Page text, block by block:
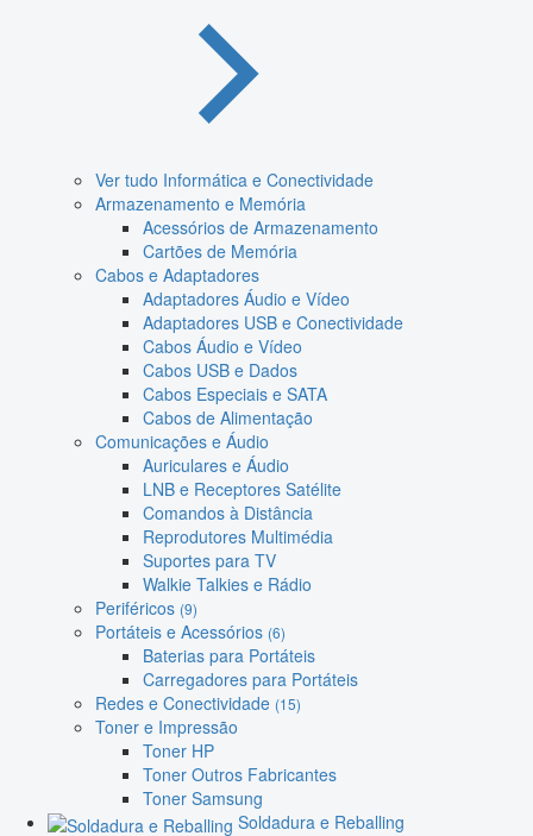
Ver tudo Informática e Conectividade
Armazenamento e Memória
Acessórios de Armazenamento
Cartões de Memória
Cabos e Adaptadores
Adaptadores Áudio e Vídeo
Adaptadores USB e Conectividade
Cabos Áudio e Vídeo
Cabos USB e Dados
Cabos Especiais e SATA
Cabos de Alimentação
Comunicações e Áudio
Auriculares e Áudio
LNB e Receptores Satélite
Comandos à Distância
Reprodutores Multimédia
Suportes para TV
Walkie Talkies e Rádio
Periféricos (9)
Portáteis e Acessórios (6)
Baterias para Portáteis
Carregadores para Portáteis
Redes e Conectividade (15)
Toner e Impressão
Toner HP
Toner Outros Fabricantes
Toner Samsung
Soldadura e Reballing